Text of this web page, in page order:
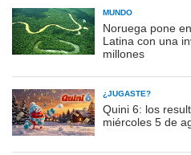
MUNDO
Noruega pone
Latina con una
millones
¿JUGASTE?
Quini 6: los
miércoles 5 de